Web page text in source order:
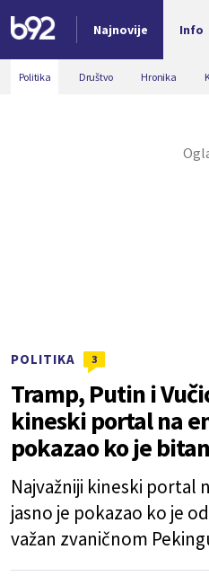
Najnovije Info
Nova vest
Politika Društvo Hronika
POLITIKA 3
Tramp, Putin i
kineski portal na
pokazao ko je
Najvažniji kineski portal
jasno je pokazao ko je
važan zvaničnom